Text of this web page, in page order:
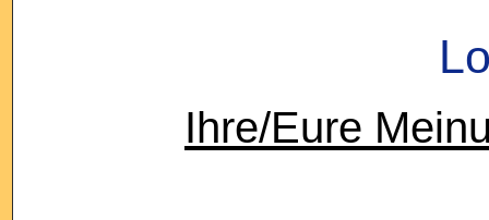
Ihre/Eure